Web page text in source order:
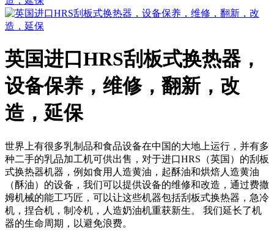
英国进口HRS刮板式换热器，
设备保养，维修，翻新，改
造，延保
世界上有很多乳制品和食品设备在中国的大地上运行，并有多
种二手的乳品加工机可供出售，对于进口HRS（英国）的刮板
式换热器机器，例如食用人造黄油，起酥油和烘焙人造黄油
（酥油）的设备，我们可以提供设备的维修和改造，通过费撒
姆机械的能工巧匠，可以让这些机器包括刮板式换热器，急冷
机，捏合机，制冷机，人造奶油机重获新生。 我们延长了机
器的生命周期，以避免浪费。